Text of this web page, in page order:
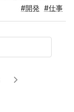
#開発 #仕事